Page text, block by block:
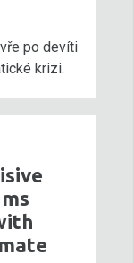
po devíti
krizi.